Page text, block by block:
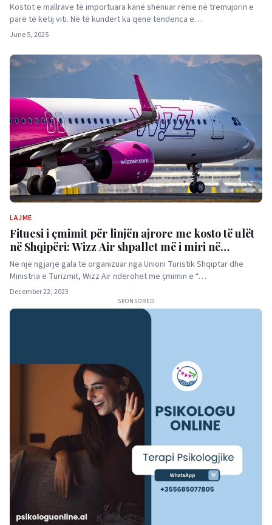
Kostot e mallrave të importuara kanë shënuar rënie në tremujorin e
parë të këtij viti. Në të kundërt ka qenë tendenca e…
June 5, 2025
LAJME
Fituesi i çmimit për linjën ajrore me kosto të ulët
në Shqipëri: Wizz Air shpallet më i miri në
Albanian Tourism Awards 2023
Në një ngjarje gala të organizuar nga Unioni Turistik Shqiptar dhe
Ministria e Turizmit, Wizz Air nderohet me çmimin e “…
December 22, 2023
SPONSORED